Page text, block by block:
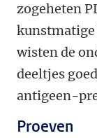
zogeheten
kunstmatige
wisten de
deeltjes
antigeen-
Proeven